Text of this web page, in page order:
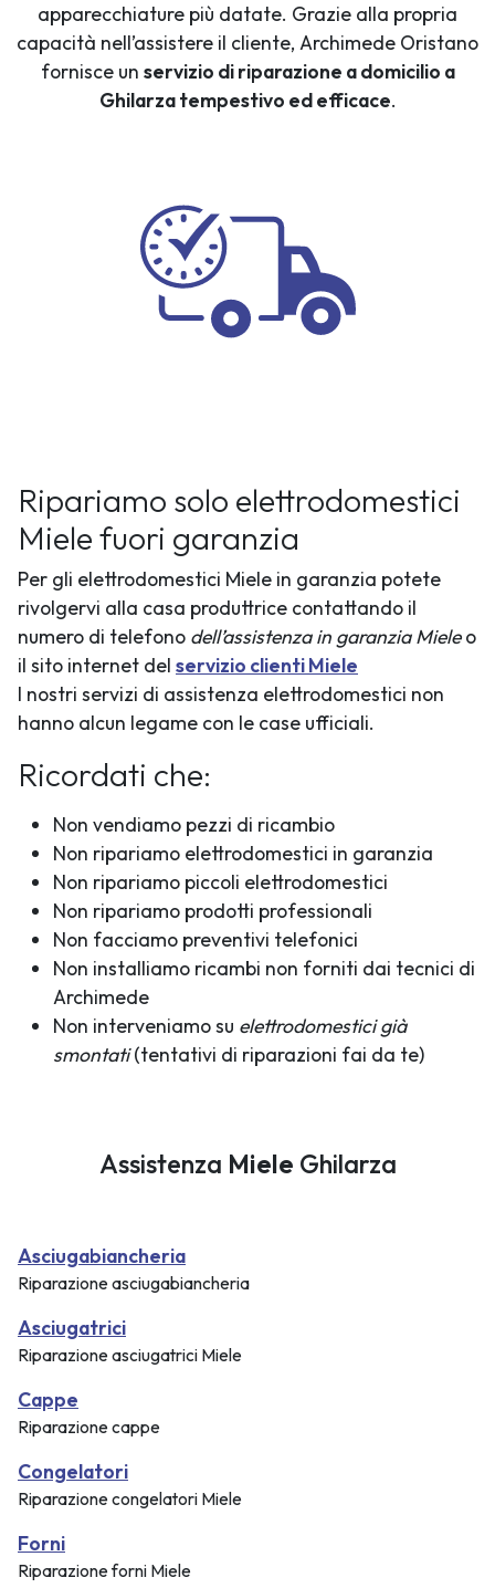
apparecchiature più datate. Grazie alla propria
capacità nell’assistere il cliente, Archimede Oristano
fornisce un servizio di riparazione a domicilio a
Ghilarza tempestivo ed efficace.
Ripariamo solo elettrodomestici
Miele fuori garanzia
Per gli elettrodomestici Miele in garanzia potete
rivolgervi alla casa produttrice contattando il
numero di telefono dell’assistenza in garanzia Mieleo
il sito internet del servizio clienti Miele
I nostri servizi di assistenza elettrodomestici non
hanno alcun legame con le case ufficiali.
Ricordati che:
Non vendiamo pezzi di ricambio
Non ripariamo elettrodomestici in garanzia
Non ripariamo piccoli elettrodomestici
Non ripariamo prodotti professionali
Non facciamo preventivi telefonici
Non installiamo ricambi non forniti dai tecnici di
Archimede
Non interveniamo su elettrodomestici già
smontati(tentativi di riparazioni fai da te)
Assistenza Miele Ghilarza
Asciugabiancheria
Riparazione asciugabiancheria
Asciugatrici
Riparazione asciugatrici Miele
Cappe
Riparazione cappe
Congelatori
Riparazione congelatori Miele
Forni
Riparazione forni Miele